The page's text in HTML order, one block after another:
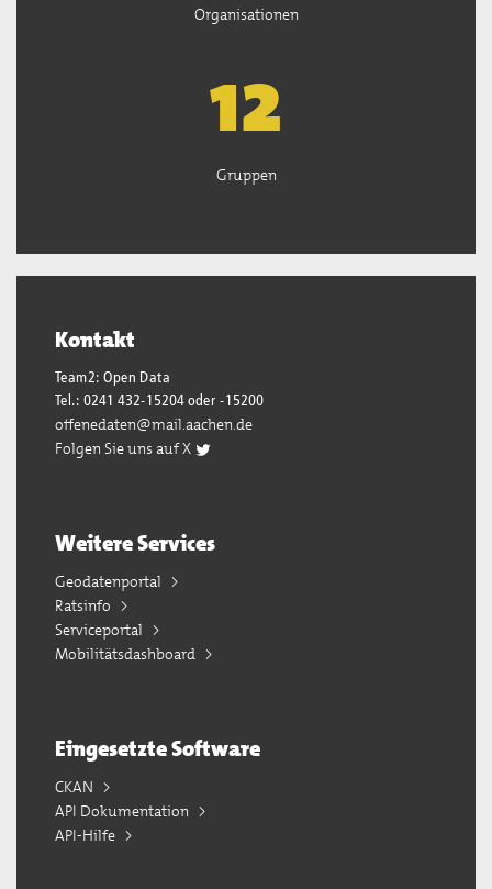
Organisationen
13
Gruppen
Kontakt
Team2: Open Data
Tel.: 0241 432-15204 oder -15200
offenedaten@mail.aachen.de
Folgen Sie uns auf X
Weitere Services
Geodatenportal
Ratsinfo
Serviceportal
Mobilitätsdashboard
Eingesetzte Software
CKAN
API Dokumentation
API-Hilfe